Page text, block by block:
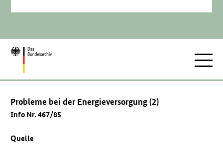
Zur
Probleme bei der Energieversorgung (2)
Info Nr. 467/85
Quelle